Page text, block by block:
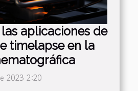
aplicaciones de
timelapse en la
2023 2:20